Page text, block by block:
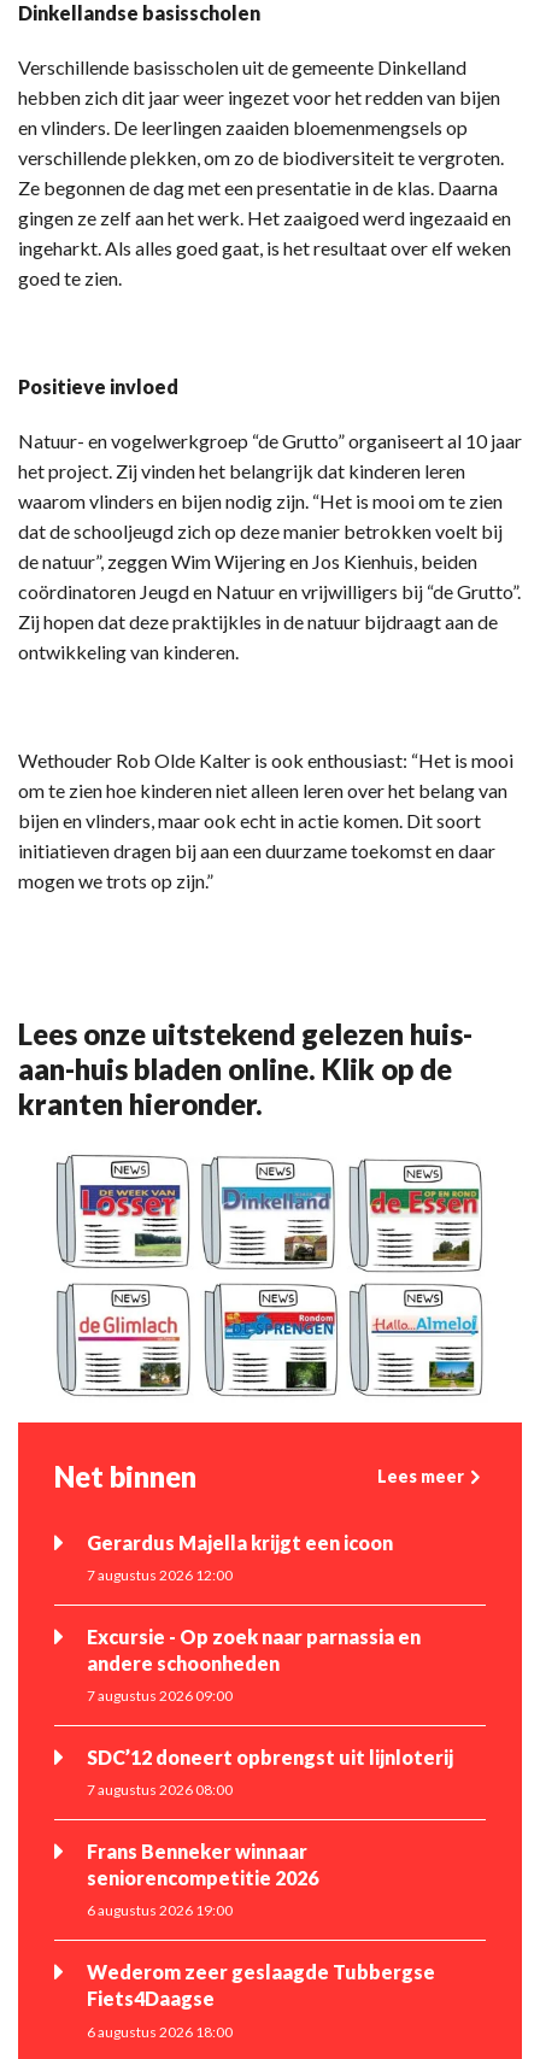
Dinkellandse basisscholen
Verschillende basisscholen uit de gemeente Dinkelland
hebben zich dit jaar weer ingezet voor het redden van bijen
en vlinders. De leerlingen zaaiden bloemenmengsels op
verschillende plekken, om zo de biodiversiteit te vergroten.
Ze begonnen de dag met een presentatie in de klas. Daarna
gingen ze zelf aan het werk. Het zaaigoed werd ingezaaid en
ingeharkt. Als alles goed gaat, is het resultaat over elf weken
goed te zien.
Positieve invloed
Natuur- en vogelwerkgroep “de Grutto” organiseert al 10 jaar
het project. Zij vinden het belangrijk dat kinderen leren
waarom vlinders en bijen nodig zijn. “Het is mooi om te zien
dat de schooljeugd zich op deze manier betrokken voelt bij
de natuur”, zeggen Wim Wijering en Jos Kienhuis, beiden
coördinatoren Jeugd en Natuur en vrijwilligers bij “de Grutto”.
Zij hopen dat deze praktijkles in de natuur bijdraagt aan de
ontwikkeling van kinderen.
Wethouder Rob Olde Kalter is ook enthousiast: “Het is mooi
om te zien hoe kinderen niet alleen leren over het belang van
bijen en vlinders, maar ook echt in actie komen. Dit soort
initiatieven dragen bij aan een duurzame toekomst en daar
mogen we trots op zijn.”
Lees onze uitstekend gelezen huis-
aan-huis bladen online. Klik op de
kranten hieronder.
Net binnen Lees meer
Gerardus Majella krijgt een icoon
7 augustus 2026 12:00
Excursie - Op zoek naar parnassia en
andere schoonheden
7 augustus 2026 09:00
SDC’12 doneert opbrengst uit lijnloterij
7 augustus 2026 08:00
Frans Benneker winnaar
seniorencompetitie 2026
6 augustus 2026 19:00
Wederom zeer geslaagde Tubbergse
Fiets4Daagse
6 augustus 2026 18:00